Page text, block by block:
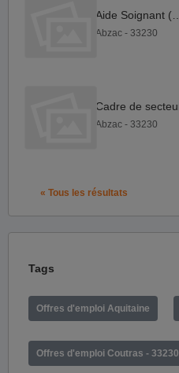
Abzac - 33230
Abzac - 33230
« Tous les résultats
Tags
Offres d'emploi Aquitaine
Offres d'emploi Coutras - 33230